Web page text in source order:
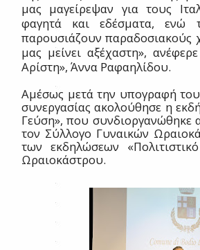
μας μαγείρεψαν για τους
φαγητά και εδέσματα, ενώ
παρουσιάζουν παραδοσιακούς
μας μείνει αξέχαστη»,
Αρίστη», Άννα Ραφαηλίδου.
Αμέσως μετά την υπογραφή
συνεργασίας ακολούθησε η
Γεύση», που
τον Σύλλογο Γυναικών
των εκδηλώσεων
Ωραιοκάστρου.